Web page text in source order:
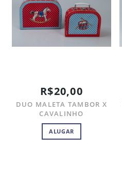
R$20,00
DUO MALETA TAMBOR X
CAVALINHO
ALUGAR